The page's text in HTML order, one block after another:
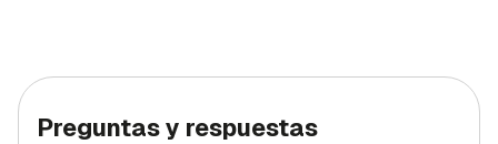
Preguntas y respuestas